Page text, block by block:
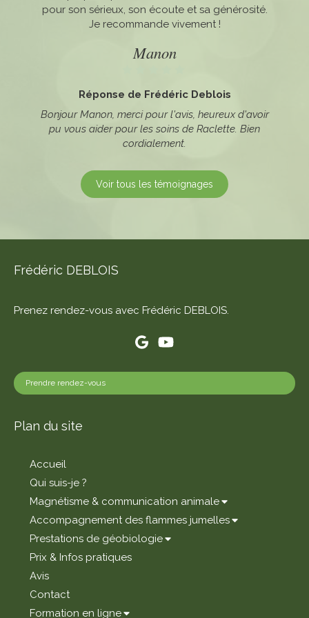
nouvelles. Bien cordialement.
pour son sérieux, son écoute et sa générosité.
Je recommande vivement !
Manon
Réponse de Frédéric Deblois
Bonjour Manon, merci pour l'avis, heureux d'avoir
pu vous aider pour les soins de Raclette. Bien
cordialement.
Voir tous les témoignages
Frédéric DEBLOIS
Prenez rendez-vous avec Frédéric DEBLOIS.
Prendre rendez-vous
Plan du site
Accueil
Qui suis-je ?
Magnétisme & communication animale
Accompagnement des flammes jumelles
Prestations de géobiologie
Prix & Infos pratiques
Avis
Contact
Formation en ligne